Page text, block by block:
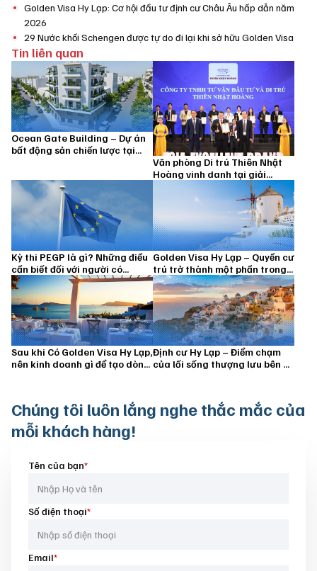
Golden Visa Hy Lạp: Cơ hội đầu tư định cư Châu Âu hấp dẫn năm
2026
29 Nước khối Schengen được tự do đi lại khi sở hữu Golden Visa
Tin liên quan
Ocean Gate Building – Dự án
bất động sản chiến lược tại
Văn phòng Di trú Thiên Nhật
Hoàng vinh danh tại giải
thưởng: Thương hiệu xuất sắc
Châu Á 2026
Kỳ thi PEGP là gì? Những điều
cần biết đối với người có
nguyện vọng xin nhập quốc
tịch thông qua Golden Visa Hy
Lạp
Golden Visa Hy Lạp – Quyền cư
trú trở thành một phần trong
chiến lược hoạch định tương
lai
Sau khi Có Golden Visa Hy Lạp,
nên kinh doanh gì để tạo dòng
Định cư Hy Lạp – Điểm chạm
của lối sống thượng lưu bên bờ
Chúng tôi luôn lắng nghe thắc mắc của
mỗi khách hàng!
Tên của bạn*
Số điện thoại*
Email*